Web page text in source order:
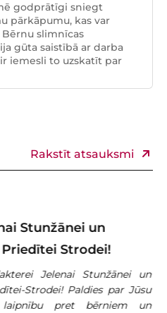
godprātīgi sniegt
pārkāpumu, kas var
slimnīcas
gūta saistībā ar darba
iemesli to uzskatīt par
Rakstīt atsauksmi
kolektīvam un
dr. Viktorijai Arnītei un
arī dežūrpersonālam 28.01.
par laipno attieksmi, kas
pavadītajās dienās.